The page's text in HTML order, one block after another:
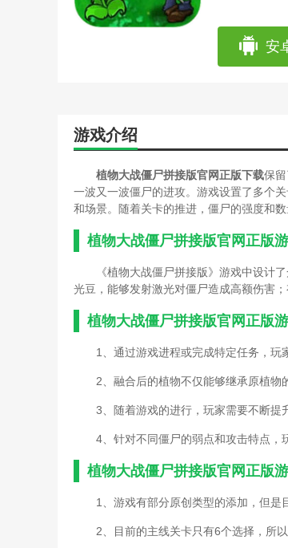
安
游戏介绍
植物大战僵尸拼接版官网正版下载保
一波又一波僵尸的进攻。游戏设置了多个
和场景。随着关卡的推进，僵尸的强度和
植物大战僵尸拼接版官网正版
《植物大战僵尸拼接版》游戏中设计
光豆，能够发射激光对僵尸造成高额伤害
植物大战僵尸拼接版官网正版
1、通过游戏进程或完成特定任务，玩
2、融合后的植物不仅能够继承原植物
3、随着游戏的进行，玩家需要不断提
4、针对不同僵尸的弱点和攻击特点，
植物大战僵尸拼接版官网正版
1、游戏有部分原创类型的添加，但是
2、目前的主线关卡只有6个选择，所